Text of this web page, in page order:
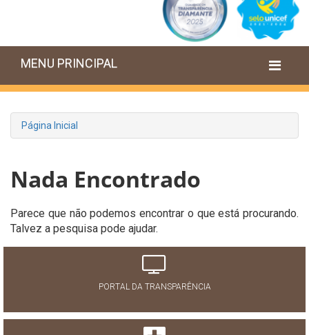
MENU PRINCIPAL
Página Inicial
Nada Encontrado
Parece que não podemos encontrar o que está procurando.
Talvez a pesquisa pode ajudar.
PORTAL DA TRANSPARÊNCIA